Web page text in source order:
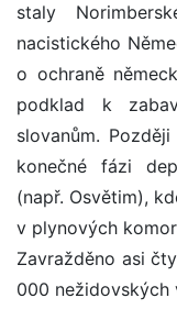
staly
nacistického
o ochraně
podklad k
slovanům.
konečné fázi
(např. Osvětim),
v plynových
Zavražděno asi
000 nežidovských